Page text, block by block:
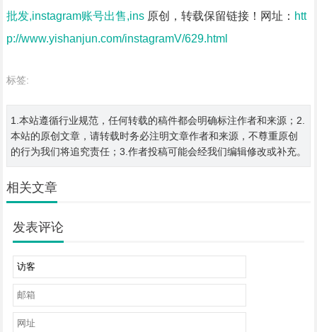
批发,instagram账号出售,ins原创，转载保留链接！网址： htt
p://www.yishanjun.com/instagramV/629.html
标签:
1.本站遵循行业规范，任何转载的稿件都会明确标注作者和来源；2.
本站的原创文章，请转载时务必注明文章作者和来源，不尊重原创
的行为我们将追究责任；3.作者投稿可能会经我们编辑修改或补充。
相关文章
发表评论